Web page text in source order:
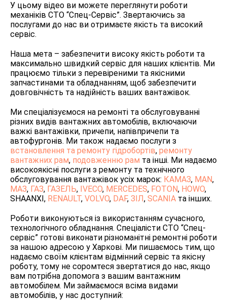
У цьому відео ви можете переглянути роботи
механіків СТО “Спец-Сервіс”. Звертаючись за
послугами до нас ви отримаєте якість та високий
сервіс.
Наша мета – забезпечити високу якість роботи та
максимально швидкий сервіс для наших клієнтів. Ми
працюємо тільки з перевіреними та якісними
запчастинами та обладнанням, щоб забезпечити
довговічність та надійність ваших вантажівок.
Ми спеціалізуємося на ремонті та обслуговуванні
різних видів вантажних автомобілів, включаючи
важкі вантажівки, причепи, напівпричепи та
автофургонів. Ми також надаємо послуги з
встановлення та ремонту гідробортів, ремонту
вантажних рам, подовженню рам та інші. Ми надаємо
високоякісні послуги з ремонту та технічного
обслуговування вантажівок усіх марок: КАМАЗ, MAN,
МАЗ, ГАЗ, ГАЗЕЛЬ, IVECO, MERCEDES, FOTON, HOWO,
SHAANXI, RENAULT, VOLVO, DAF, ЗІЛ, SCANIA та інших.
Роботи виконуються із використанням сучасного,
технологічного обладнання. Спеціалісти СТО “Спец-
сервіс” готові виконати різноманітні ремонтні роботи
за нашою адресою у Харкові. Ми пишаємось тим, що
надаємо своїм клієнтам відмінний сервіс та якісну
роботу, тому не соромтеся звертатися до нас, якщо
вам потрібна допомога з вашим вантажним
автомобілем. Ми займаємося всіма видами
автомобілів, у нас доступний: